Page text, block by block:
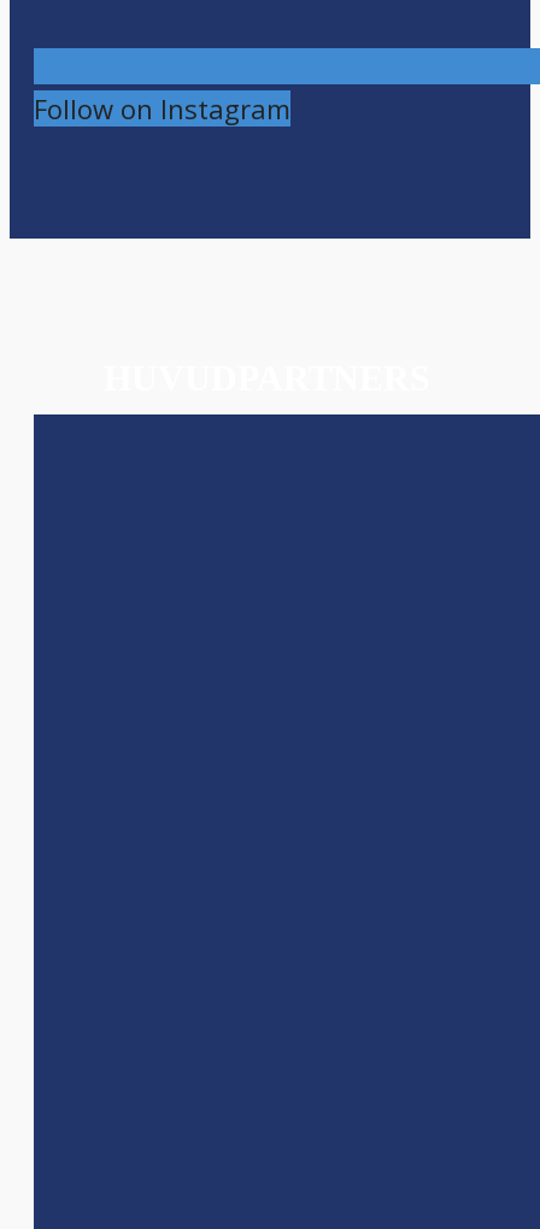
Follow on Instagram